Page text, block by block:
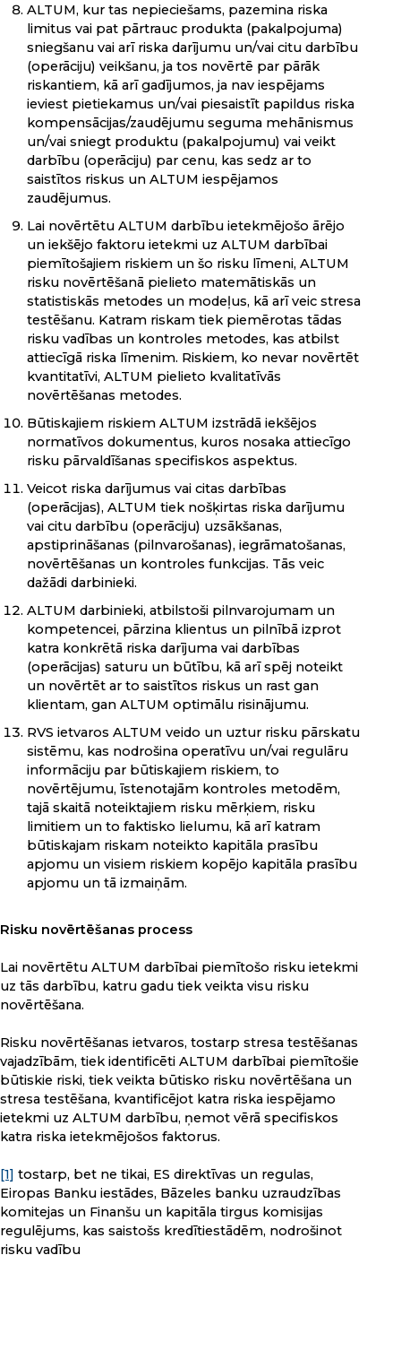
ALTUM, kur tas nepieciešams, pazemina riska
limitus vai pat pārtrauc produkta (pakalpojuma)
sniegšanu vai arī riska darījumu un/vai citu darbību
(operāciju) veikšanu, ja tos novērtē par pārāk
riskantiem, kā arī gadījumos, ja nav iespējams
ieviest pietiekamus un/vai piesaistīt papildus riska
kompensācijas/zaudējumu seguma mehānismus
un/vai sniegt produktu (pakalpojumu) vai veikt
darbību (operāciju) par cenu, kas sedz ar to
saistītos riskus un ALTUM iespējamos
zaudējumus.
Lai novērtētu ALTUM darbību ietekmējošo ārējo
un iekšējo faktoru ietekmi uz ALTUM darbībai
piemītošajiem riskiem un šo risku līmeni, ALTUM
risku novērtēšanā pielieto matemātiskās un
statistiskās metodes un modeļus, kā arī veic stresa
testēšanu. Katram riskam tiek piemērotas tādas
risku vadības un kontroles metodes, kas atbilst
attiecīgā riska līmenim. Riskiem, ko nevar novērtēt
kvantitatīvi, ALTUM pielieto kvalitatīvās
novērtēšanas metodes.
Būtiskajiem riskiem ALTUM izstrādā iekšējos
normatīvos dokumentus, kuros nosaka attiecīgo
risku pārvaldīšanas specifiskos aspektus.
Veicot riska darījumus vai citas darbības
(operācijas), ALTUM tiek nošķirtas riska darījumu
vai citu darbību (operāciju) uzsākšanas,
apstiprināšanas (pilnvarošanas), iegrāmatošanas,
novērtēšanas un kontroles funkcijas. Tās veic
dažādi darbinieki.
ALTUM darbinieki, atbilstoši pilnvarojumam un
kompetencei, pārzina klientus un pilnībā izprot
katra konkrētā riska darījuma vai darbības
(operācijas) saturu un būtību, kā arī spēj noteikt
un novērtēt ar to saistītos riskus un rast gan
klientam, gan ALTUM optimālu risinājumu.
RVS ietvaros ALTUM veido un uztur risku pārskatu
sistēmu, kas nodrošina operatīvu un/vai regulāru
informāciju par būtiskajiem riskiem, to
novērtējumu, īstenotajām kontroles metodēm,
tajā skaitā noteiktajiem risku mērķiem, risku
limitiem un to faktisko lielumu, kā arī katram
būtiskajam riskam noteikto kapitāla prasību
apjomu un visiem riskiem kopējo kapitāla prasību
apjomu un tā izmaiņām.
Risku novērtēšanas process
Lai novērtētu ALTUM darbībai piemītošo risku ietekmi
uz tās darbību, katru gadu tiek veikta visu risku
novērtēšana.
Risku novērtēšanas ietvaros, tostarp stresa testēšanas
vajadzībām, tiek identificēti ALTUM darbībai piemītošie
būtiskie riski, tiek veikta būtisko risku novērtēšana un
stresa testēšana, kvantificējot katra riska iespējamo
ietekmi uz ALTUM darbību, ņemot vērā specifiskos
katra riska ietekmējošos faktorus.
[1] tostarp, bet ne tikai, ES direktīvas un regulas,
Eiropas Banku iestādes, Bāzeles banku uzraudzības
komitejas un Finanšu un kapitāla tirgus komisijas
regulējums, kas saistošs kredītiestādēm, nodrošinot
risku vadību